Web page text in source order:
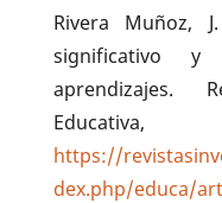
Rivera Muñoz,
significativo
aprendizajes.
https://
dex.php/educa/